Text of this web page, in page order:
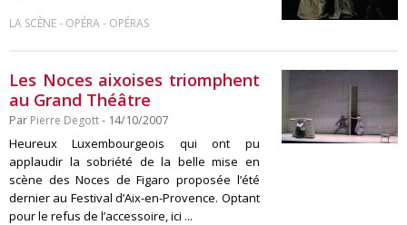
LA SCÈNE- OPÉRA- OPÉRAS
Les Noces aixoises triomphent
au Grand Théâtre
Par Pierre Degott- 14/10/2007
Heureux Luxembourgeois qui ont pu
applaudir la sobriété de la belle mise en
scène des Noces de Figaro proposée l’été
dernier au Festival d’Aix-en-Provence. Optant
pour le refus de l’accessoire, ici ...